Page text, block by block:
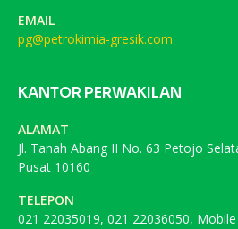
EMAIL
pg@petrokimia-gresik.com
KANTOR PERWAKILAN
ALAMAT
Jl. Tanah Abang II No. 63 Petojo
Pusat 10160
TELEPON
021 22035019, 021 22036050,